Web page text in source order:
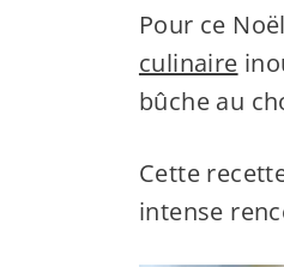
Pour ce
culinaire
bûche au
Cette
intense